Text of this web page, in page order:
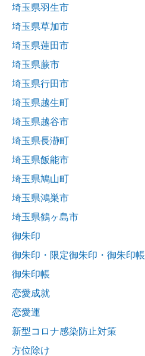
埼玉県羽生市
埼玉県草加市
埼玉県蓮田市
埼玉県蕨市
埼玉県行田市
埼玉県越生町
埼玉県越谷市
埼玉県長瀞町
埼玉県飯能市
埼玉県鳩山町
埼玉県鴻巣市
埼玉県鶴ヶ島市
御朱印
御朱印・限定御朱印・御朱印帳
御朱印帳
恋愛成就
恋愛運
新型コロナ感染防止対策
方位除け